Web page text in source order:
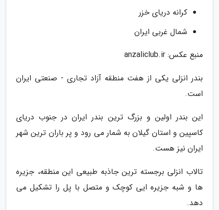
کرانه دریای خزر
شمال غربی ایران
منبع عکس: anzaliclub.ir
بندر انزلی یکی از هفت منطقه آزاد تجاری - صنعتی ایران
است.
این بندر اولین و بزرگ ترین بندر ایران در جنوب دریای
کاسپین و استان گیلان به شمار می رود و پر باران ترین شهر
ایران نیز هست.
تالاب انزلی برجسته ترین جاذبه طبیعی این منطقه، جزیره
ها و شبه جزیره ایی کوچک و متصل با پل را تشکیل می
دهد.